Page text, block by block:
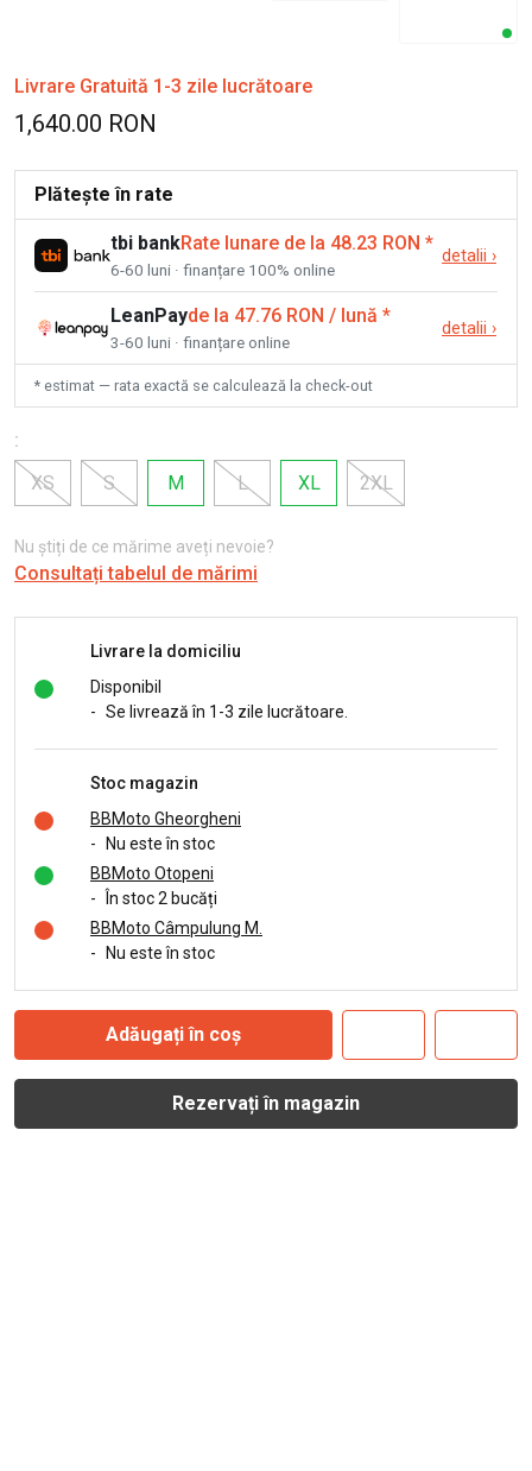
Livrare Gratuită 1-3 zile lucrătoare
1,640.00 RON
Plătește în rate
tbi bankRate lunare de la 48.23 RON *
6-60 luni · finanțare 100% online
detalii ›
LeanPayde la 47.76 RON / lună *
3-60 luni · finanțare online
detalii ›
* estimat — rata exactă se calculează la check-out
:
XS
S M L XL 2XL
Nu știți de ce mărime aveți nevoie?
Consultați tabelul de mărimi
Livrare la domiciliu
Disponibil
- Se livrează în 1-3 zile lucrătoare.
Stoc magazin
BBMoto Gheorgheni
-
Nu este în stoc
BBMoto Otopeni
-
În stoc 2 bucăți
BBMoto Câmpulung M.
-
Nu este în stoc
Adăugați în coș
Rezervați în magazin